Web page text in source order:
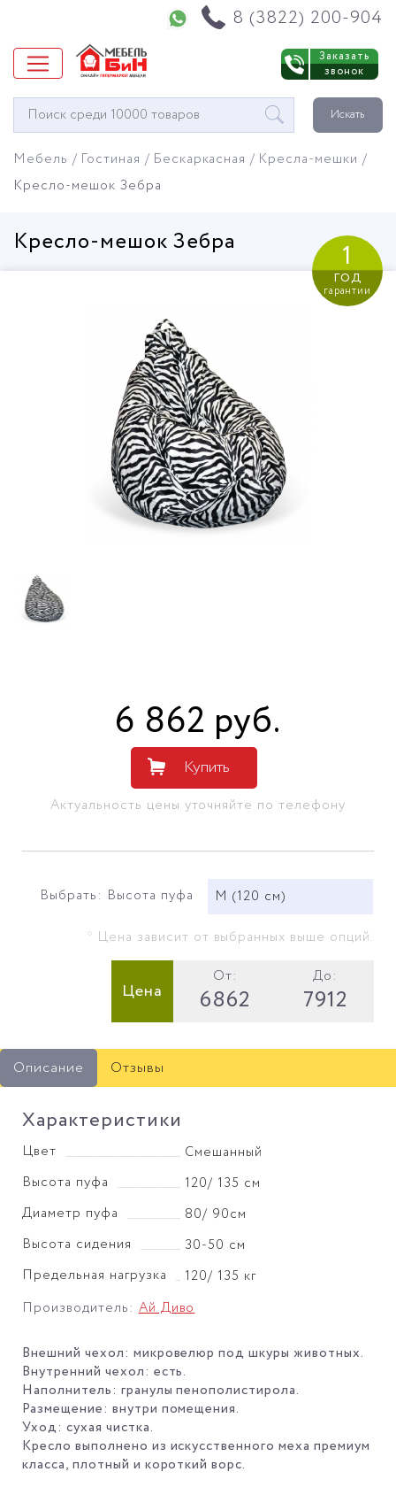
8 (3822) 200-904
Заказать
звонок
Окно
поиска
Искать
Мебель Гостиная Бескаркасная
Кресла-мешки
Кресло-мешок Зебра
Кресло-мешок Зебра 1
год
гарантии
6 862 руб.
Купить
Актуальность цены уточняйте по телефону
Выбрать: Высота пуфа М (120 см)
* Цена зависит от выбранных выше опций.
Цена
От:
6862
До:
7912
Описание Отзывы
Характеристики
Цвет
Смешанный
Высота пуфа
120/ 135 см
Диаметр пуфа
80/ 90см
Высота сидения
30-50 см
Предельная нагрузка
120/ 135 кг
Производитель:Ай Диво
Внешний чехол: микровелюр под шкуры животных.
Внутренний чехол: есть.
Наполнитель: гранулы пенополистирола.
Размещение: внутри помещения.
Уход: сухая чистка.
Кресло выполнено из искусственного меха премиум
класса, плотный и короткий ворс.